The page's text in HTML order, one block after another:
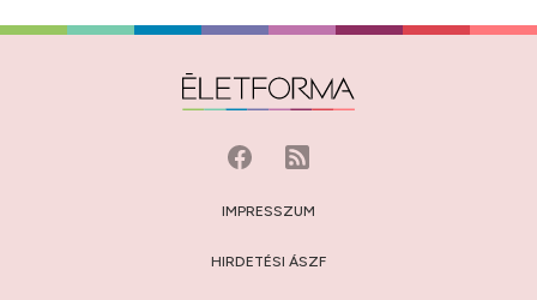
IMPRESSZUM
HIRDETÉSI ÁSZF